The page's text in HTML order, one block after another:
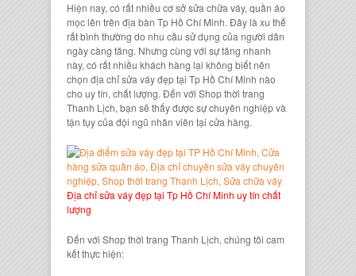
Hiện nay, có rất nhiều cơ sởsửa chữa váy, quần áo
mọc lên trên địa bàn Tp Hồ Chí Minh. Đây là xu thế
rất bình thường do nhu cầu sử dụng của người dân
ngày càng tăng. Nhưng cùng với sự tăng nhanh
này, có rất nhiều khách hàng lại không biết nên
chọn địa chỉ sửa váy đẹp tại Tp Hồ Chí Minh nào
cho uy tín, chất lượng. Đến với Shop thời trang
Thanh Lịch, bạn sẽ thấy được sự chuyên nghiệp và
tận tụy của đội ngũ nhân viên tại cửa hàng.
Địa chỉ sửa váy đẹp tại Tp Hồ Chí Minh uy tín chất
lượng
Đến với Shop thời trang Thanh Lịch, chúng tôi cam
kết thực hiện: